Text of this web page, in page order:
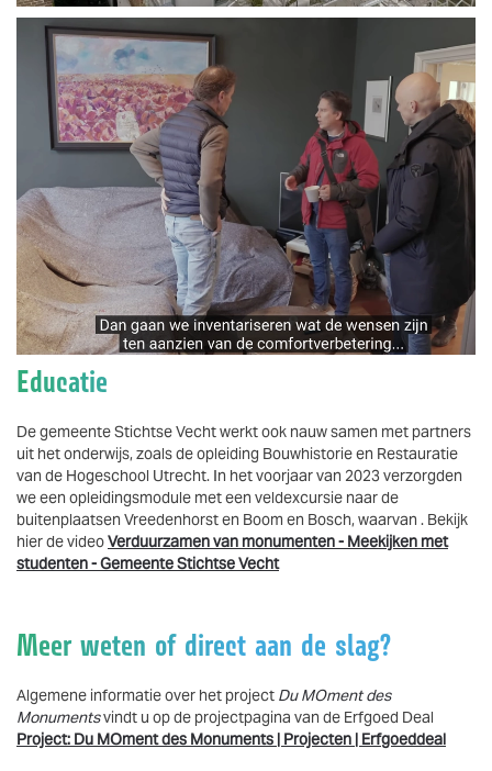
Vergroten
Educatie
De gemeente Stichtse Vecht werkt ook nauw samen met partners
uit het onderwijs, zoals de opleiding Bouwhistorie en Restauratie
van de Hogeschool Utrecht. In het voorjaar van 2023 verzorgden
we een opleidingsmodule met een veldexcursie naar de
buitenplaatsen Vreedenhorst en Boom en Bosch, waarvan . Bekijk
hier de videoVerduurzamen van monumenten - Meekijken met
studenten - Gemeente Stichtse Vecht
Meer weten of direct aan de slag?
Algemene informatie over het project Du MOment des
Monumentsvindt u op de projectpagina van de Erfgoed Deal
Project: Du MOment des Monuments | Projecten | Erfgoeddeal